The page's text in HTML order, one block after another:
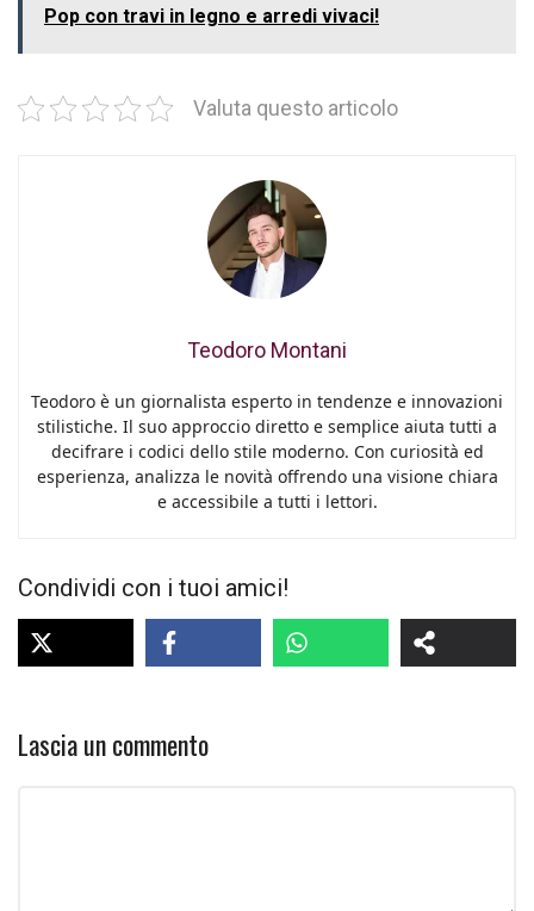
Pop con travi in legno e arredi vivaci!
Valuta questo articolo
Teodoro Montani
Teodoro è un giornalista esperto in tendenze e innovazioni
stilistiche. Il suo approccio diretto e semplice aiuta tutti a
decifrare i codici dello stile moderno. Con curiosità ed
esperienza, analizza le novità offrendo una visione chiara
e accessibile a tutti i lettori.
Condividi con i tuoi amici!
Lascia un commento